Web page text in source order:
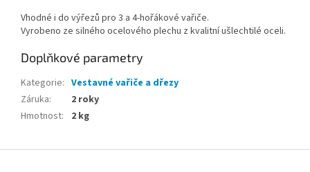
Vhodné i do výřezů pro 3 a 4-hořákové vařiče.
Vyrobeno ze silného ocelového plechu z kvalitní ušlechtilé oceli.
Doplňkové parametry
Kategorie: Vestavné vařiče a dřezy
Záruka:
2 roky
Hmotnost: 2 kg